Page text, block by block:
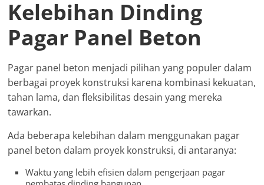
Kelebihan Dinding
Pagar Panel Beton
Pagar panel beton menjadi pilihan yang populer dalam
berbagai proyek konstruksi karena kombinasi kekuatan,
tahan lama, dan fleksibilitas desain yang mereka
tawarkan.
Ada beberapa kelebihan dalam menggunakan pagar
panel beton dalam proyek konstruksi, di antaranya:
Waktu yang lebih efisien dalam pengerjaan pagar